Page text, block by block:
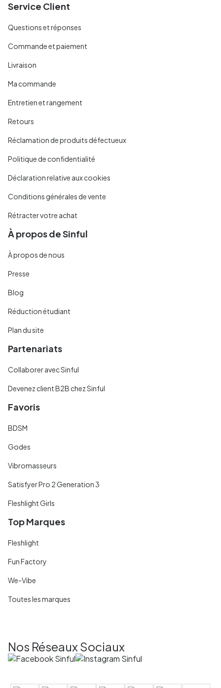
Service Client
Questions et réponses
Commande et paiement
Livraison
Ma commande
Entretien et rangement
Retours
Réclamation de produits défectueux
Politique de confidentialité
Déclaration relative aux cookies
Conditions générales de vente
Rétracter votre achat
À propos de Sinful
À propos de nous
Presse
Blog
Réduction étudiant
Plan du site
Partenariats
Collaborer avec Sinful
Devenez client B2B chez Sinful
Favoris
BDSM
Godes
Vibromasseurs
Satisfyer Pro 2 Generation 3
Fleshlight Girls
Top Marques
Fleshlight
Fun Factory
We-Vibe
Toutes les marques
Nos Réseaux Sociaux